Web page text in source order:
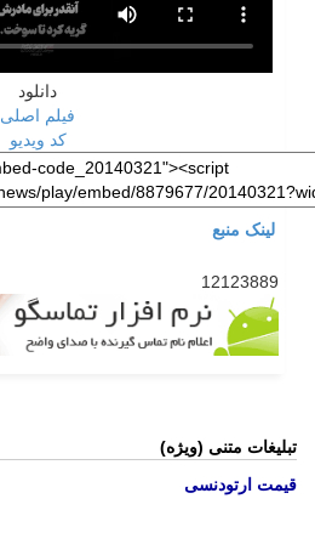
دانلود
فیلم اصلی
کد ویدیو
لینک منبع
12123889
تبلیغات متنی (ویژه)
قیمت ارتودنسی